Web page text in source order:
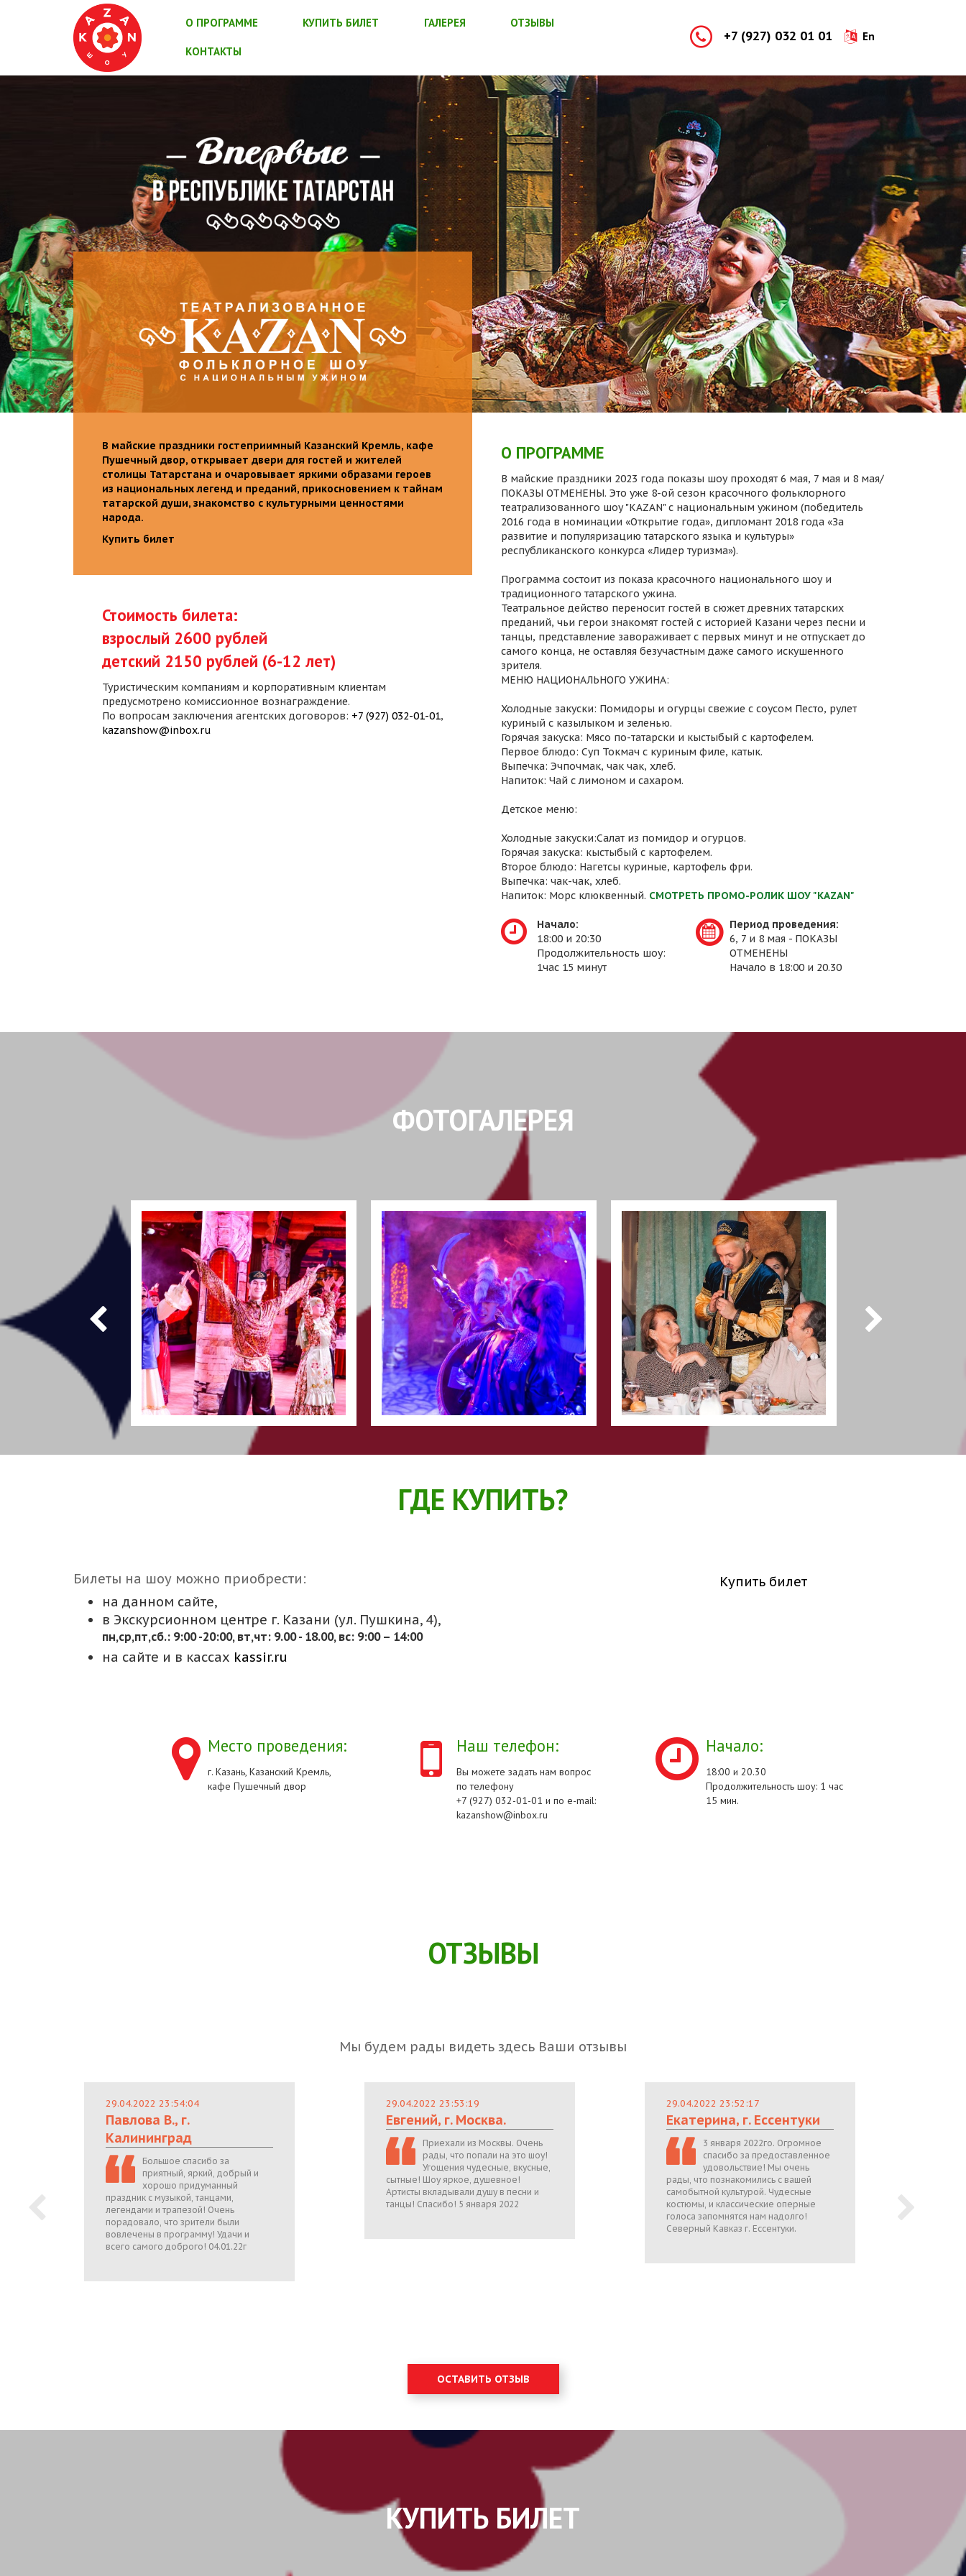
О ПРОГРАММЕ КУПИТЬ БИЛЕТ ГАЛЕРЕЯ ОТЗЫВЫ
КОНТАКТЫ
+7 (927) 032 01 01 En
В майские праздники гостеприимный Казанский Кремль, кафе
Пушечный двор, открывает двери для гостей и жителей
столицы Татарстана и очаровывает яркими образами героев
из национальных легенд и преданий, прикосновением к тайнам
татарской души, знакомство с культурными ценностями
народа.
Купить билет
Стоимость билета:
взрослый 2600 рублей
детский 2150 рублей (6-12 лет)
Туристическим компаниям и корпоративным клиентам
предусмотрено комиссионное вознаграждение.
По вопросам заключения агентских договоров: +7 (927) 032-01-01,
kazanshow@inbox.ru
О ПРОГРАММЕ
В майские праздники 2023 года показы шоу проходят 6 мая, 7 мая и 8 мая/
ПОКАЗЫ ОТМЕНЕНЫ. Это уже 8-ой сезон красочного фольклорного
театрализованного шоу "KAZAN" с национальным ужином (победитель
2016 года в номинации «Открытие года», дипломант 2018 года «За
развитие и популяризацию татарского языка и культуры»
республиканского конкурса «Лидер туризма»).
Программа состоит из показа красочного национального шоу и
традиционного татарского ужина.
Театральное действо переносит гостей в сюжет древних татарских
преданий, чьи герои знакомят гостей с историей Казани через песни и
танцы, представление завораживает с первых минут и не отпускает до
самого конца, не оставляя безучастным даже самого искушенного
зрителя.
МЕНЮ НАЦИОНАЛЬНОГО УЖИНА:
Холодные закуски: Помидоры и огурцы свежие с соусом Песто, рулет
куриный с казылыком и зеленью.
Горячая закуска: Мясо по-татарски и кыстыбый с картофелем.
Первое блюдо: Суп Токмач с куриным филе, катык.
Выпечка: Эчпочмак, чак чак, хлеб.
Напиток: Чай с лимоном и сахаром.
Детское меню:
Холодные закуски:Салат из помидор и огурцов.
Горячая закуска: кыстыбый с картофелем.
Второе блюдо: Нагетсы куриные, картофель фри.
Выпечка: чак-чак, хлеб.
Напиток: Морс клюквенный. СМОТРЕТЬ ПРОМО-РОЛИК ШОУ "KAZAN"
Начало:
18:00 и 20:30
Продолжительность шоу:
1час 15 минут
Период проведения:
6, 7 и 8 мая - ПОКАЗЫ
ОТМЕНЕНЫ
Начало в 18:00 и 20.30
ФОТОГАЛЕРЕЯ
ГДЕ КУПИТЬ?
Билеты на шоу можно приобрести:
на данном сайте,
в Экскурсионном центре г. Казани (ул. Пушкина, 4),
пн,cр,пт,сб.: 9:00 -20:00, вт,чт: 9.00 - 18.00, вс: 9:00 – 14:00
на сайте и в кассах kassir.ru
Купить билет
Место проведения:
г. Казань, Казанский Кремль,
кафе Пушечный двор
Наш телефон:
Вы можете задать нам вопрос
по телефону
+7 (927) 032-01-01 и по e-mail:
kazanshow@inbox.ru
Начало:
18:00 и 20.30
Продолжительность шоу: 1 час
15 мин.
ОТЗЫВЫ
Мы будем рады видеть здесь Ваши отзывы
29.04.2022 23:54:04
Павлова В., г.
Калининград
Большое спасибо за
приятный, яркий, добрый и
хорошо придуманный
праздник с музыкой, танцами,
легендами и трапезой! Очень
порадовало, что зрители были
вовлечены в программу! Удачи и
всего самого доброго! 04.01.22г
29.04.2022 23:53:19
Евгений, г. Москва.
Приехали из Москвы. Очень
рады, что попали на это шоу!
Угощения чудесные, вкусные,
сытные! Шоу яркое, душевное!
Артисты вкладывали душу в песни и
танцы! Спасибо! 5 января 2022
29.04.2022 23:52:17
Екатерина, г. Ессентуки
3 января 2022го. Огромное
спасибо за предоставленное
удовольствие! Мы очень
рады, что познакомились с вашей
самобытной культурой. Чудесные
костюмы, и классические оперные
голоса запомнятся нам надолго!
Северный Кавказ г. Ессентуки.
ОСТАВИТЬ ОТЗЫВ
КУПИТЬ БИЛЕТ